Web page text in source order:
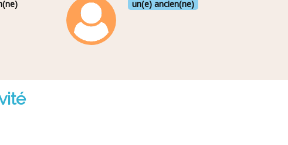
un(e) ancien(ne)